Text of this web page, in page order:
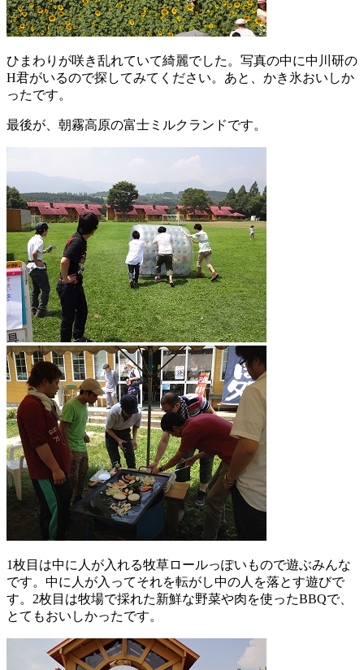
ひまわりが咲き乱れていて綺麗でした。写真の中に中川研の
H君がいるので探してみてください。あと、かき氷おいしか
ったです。
最後が、朝霧高原の富士ミルクランドです。
1枚目は中に人が入れる牧草ロールっぽいもので遊ぶみんな
です。中に人が入ってそれを転がし中の人を落とす遊びで
す。2枚目は牧場で採れた新鮮な野菜や肉を使ったBBQで、
とてもおいしかったです。